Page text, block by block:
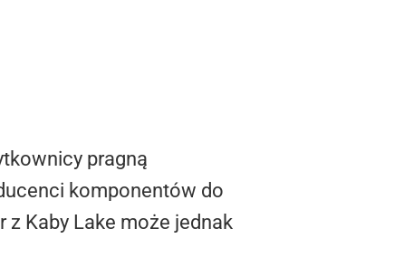
pragną
komponentów do
Kaby Lake może jednak